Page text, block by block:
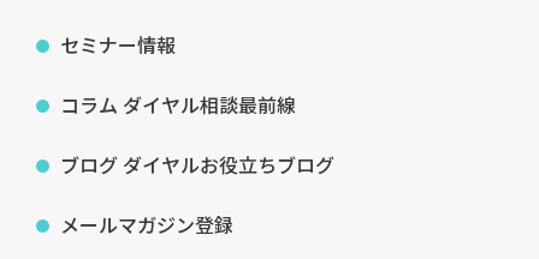
セミナー情報
コラム ダイヤル相談最前線
ブログ ダイヤルお役立ちブログ
メールマガジン登録